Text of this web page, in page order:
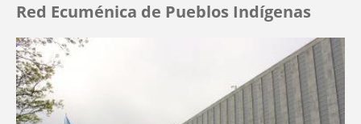
Red Ecuménica de Pueblos Indígenas